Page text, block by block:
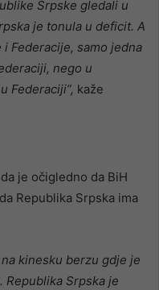
Srpske gledali u
je tonula u deficit. A
Federacije, samo jedna
nego u
Federaciji”, kaže
je očigledno da BiH
Republika Srpska ima
kinesku berzu gdje je
Republika Srpska je